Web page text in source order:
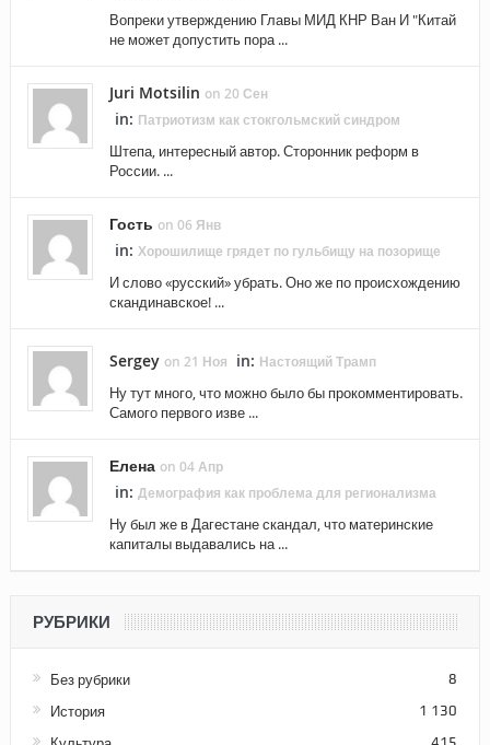
Вопреки утверждению Главы МИД КНР Ван И "Китай
не может допустить пора ...
Juri Motsilin on 20 Сен
in: Патриотизм как стокгольмский синдром
Штепа, интересный автор. Сторонник реформ в
России. ...
Гость on 06 Янв
in: Хорошилище грядет по гульбищу на позорище
И слово «русский» убрать. Оно же по происхождению
скандинавское! ...
Sergey on 21 Ноя in: Настоящий Трамп
Ну тут много, что можно было бы прокомментировать.
Самого первого изве ...
Елена on 04 Апр
in: Демография как проблема для регионализма
Ну был же в Дагестане скандал, что материнские
капиталы выдавались на ...
РУБРИКИ
Без рубрики 8
История 1 130